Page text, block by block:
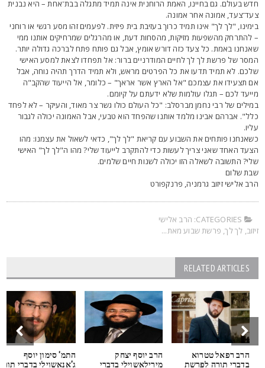
בעולם. גם בחיינו, האמת הרוחנית אינה תמיד מתגלה בבת־אחת – היא נבנית
אמונה אחר אמונה.
"לך לך" אינו תמיד כרוך בעזיבת בית פיזית. לפעמים זהו מסע רגשי או רוחני
להתרחק מהשפעות מזיקות, מהסחות דעת, או מהרגלים שמרחיקים אותנו ממי
באמת. כל צעד כזה דורש אומץ, אבל גם פותח פתח לברכה גדולה יותר.
של פרשת לך לך לחיים המודרניים ברור: אל תפחדו לצאת למסע האישי
לא תמיד תדעו את כל הפרטים מראש, ולא תמיד הדרך תהיה נוחה, אבל
תצעידו את עצמכם "אל הארץ אשר אראך" – כלומר, אל הייעוד שהקב"ה
לכם – תגלו עולמות שלא ידעתם על קיומם.
של רבי נחמן מברסלב: "כל העולם כולו גשר צר מאוד, והעיקר – לא לפחד
אברהם אבינו מלמד אותנו שהפחד הוא טבעי, אבל האמונה יכולה לגבור
פותחים את השבוע עם קריאת "לך לך", כדאי לשאול את עצמנו: מהו
האחד שאני צריך לעשות כדי להתקרב לייעוד שלי? מהו ה"לך לך" האישי
התשובה לשאלה הזו יכולה לשנות חיים שלמים.
שלום
אלישי זיזוב גרמניה, פרנקפורט
CATEGORIES:
הרב אלישי
,לך לך,פרשת שבוע מאת...
RELATED ARTICLES
הרב רפאל טטרוא
בדברי תורה לפרשת
הרב יוסף יצחק
מירילאשוילי בדברי
התמ' סימון יוסף
ג'אנאשוילי בדברי תורה